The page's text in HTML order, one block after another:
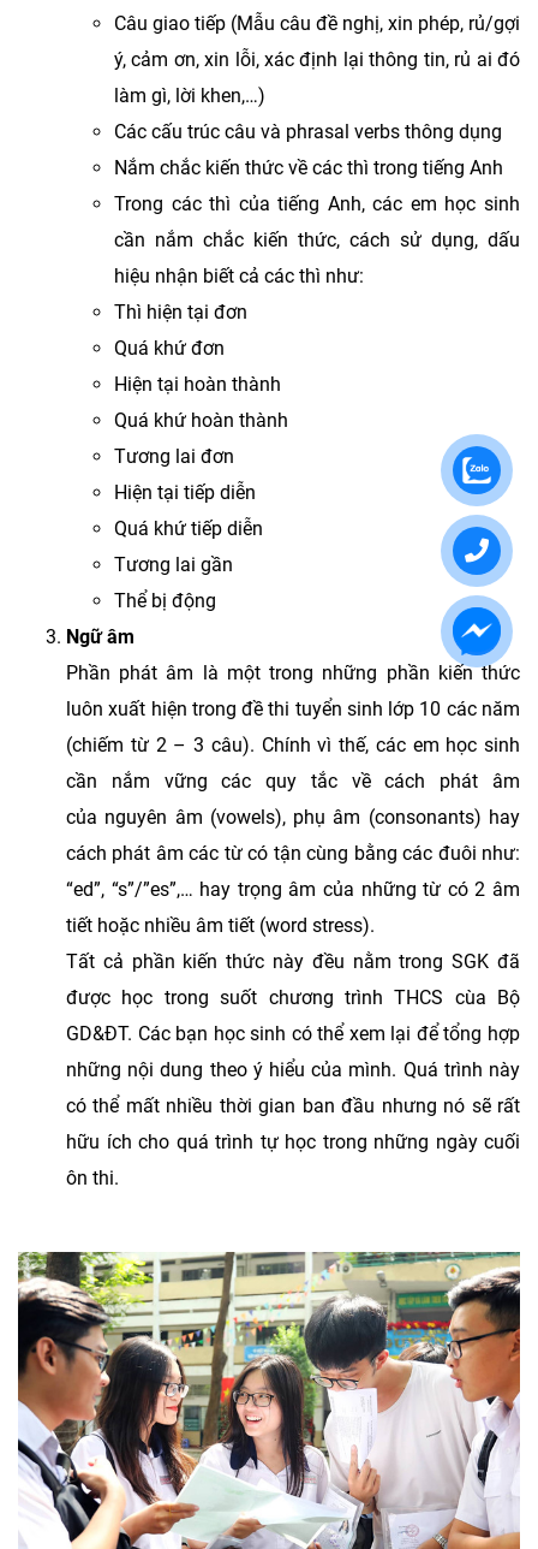
Câu giao tiếp (Mẫu câu đề nghị, xin phép, rủ/gợi
ý, cảm ơn, xin lỗi, xác định lại thông tin, rủ ai đó
làm gì, lời khen,…)
Các cấu trúc câu và phrasal verbs thông dụng
Nắm chắc kiến thức về các thì trong tiếng Anh
Trong các thì của tiếng Anh, các em học sinh
cần nắm chắc kiến thức, cách sử dụng, dấu
hiệu nhận biết cả các thì như:
Thì hiện tại đơn
Quá khứ đơn
Hiện tại hoàn thành
Quá khứ hoàn thành
Tương lai đơn
Hiện tại tiếp diễn
Quá khứ tiếp diễn
Tương lai gần
Thể bị động
Ngữ âm
Phần phát âm là một trong những phần kiến thức
luôn xuất hiện trong đề thi tuyển sinh lớp 10 các năm
(chiếm từ 2 – 3 câu). Chính vì thế, các em học sinh
cần nắm vững các quy tắc về cách phát âm
của nguyên âm (vowels), phụ âm (consonants) hay
cách phát âm các từ có tận cùng bằng các đuôi như:
“ed”, “s”/”es”,… hay trọng âm của những từ có 2 âm
tiết hoặc nhiều âm tiết (word stress).
Tất cả phần kiến thức này đều nằm trong SGK đã
được học trong suốt chương trình THCS cùa Bộ
GD&ĐT. Các bạn học sinh có thể xem lại để tổng hợp
những nội dung theo ý hiểu của mình. Quá trình này
có thể mất nhiều thời gian ban đầu nhưng nó sẽ rất
hữu ích cho quá trình tự học trong những ngày cuối
ôn thi.